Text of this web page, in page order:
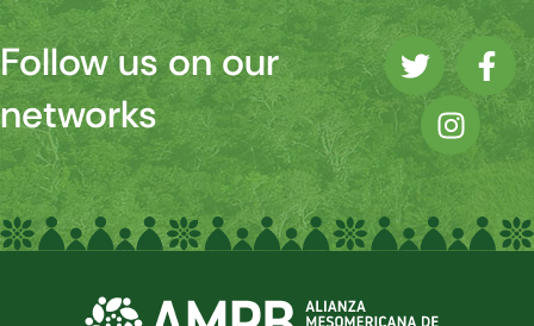
Follow us on our
networks